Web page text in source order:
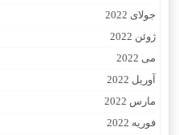
جولای 2022
ژوئن 2022
می 2022
آوریل 2022
مارس 2022
فوریه 2022